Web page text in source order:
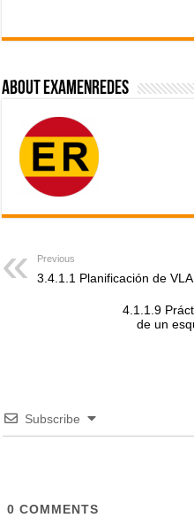
About ExamenRedes
Previous
3.4.1.1 Planificación de
4.1.1.9
de un
Subscribe
0 COMMENTS